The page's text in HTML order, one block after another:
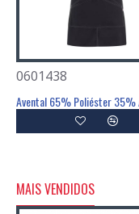
0601438
MAIS VENDIDOS